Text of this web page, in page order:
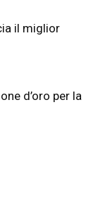
il miglior
d’oro per la